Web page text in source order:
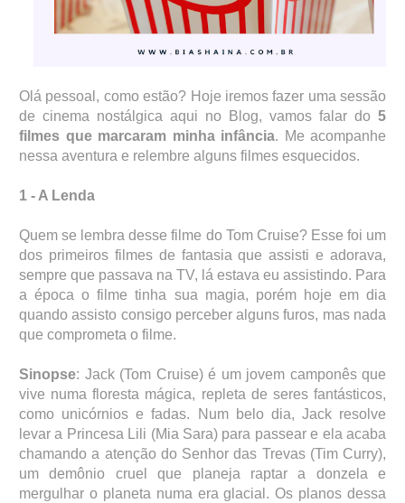
Olá pessoal, como estão? Hoje iremos fazer uma sessão
de cinema nostálgica aqui no Blog, vamos falar do 5
filmes que marcaram minha infância. Me acompanhe
nessa aventura e relembre alguns filmes esquecidos.
1 - A Lenda
Quem se lembra desse filme do Tom Cruise? Esse foi um
dos primeiros filmes de fantasia que assisti e adorava,
sempre que passava na TV, lá estava eu assistindo. Para
a época o filme tinha sua magia, porém hoje em dia
quando assisto consigo perceber alguns furos, mas nada
que comprometa o filme.
Sinopse: Jack (Tom Cruise) é um jovem camponês que
vive numa floresta mágica, repleta de seres fantásticos,
como unicórnios e fadas. Num belo dia, Jack resolve
levar a Princesa Lili (Mia Sara) para passear e ela acaba
chamando a atenção do Senhor das Trevas (Tim Curry),
um demônio cruel que planeja raptar a donzela e
mergulhar o planeta numa era glacial. Os planos dessa